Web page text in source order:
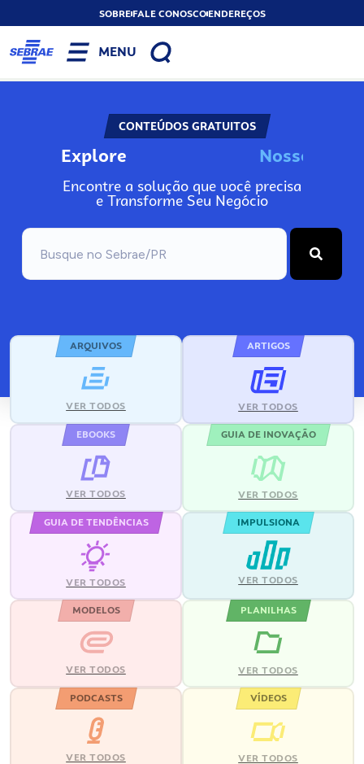
SOBREFALE CONOSCOENDEREÇOS
MENU
CONTEÚDOS GRATUITOS
Explore Nosso
Encontre a solução que você precisa
e Transforme Seu Negócio
ARQUIVOS
VER TODOS
ARTIGOS
VER TODOS
EBOOKS
VER TODOS
GUIA DE INOVAÇÃO
VER TODOS
GUIA DE TENDÊNCIAS
VER TODOS
IMPULSIONA
VER TODOS
MODELOS
VER TODOS
PLANILHAS
VER TODOS
PODCASTS
VER TODOS
VÍDEOS
VER TODOS